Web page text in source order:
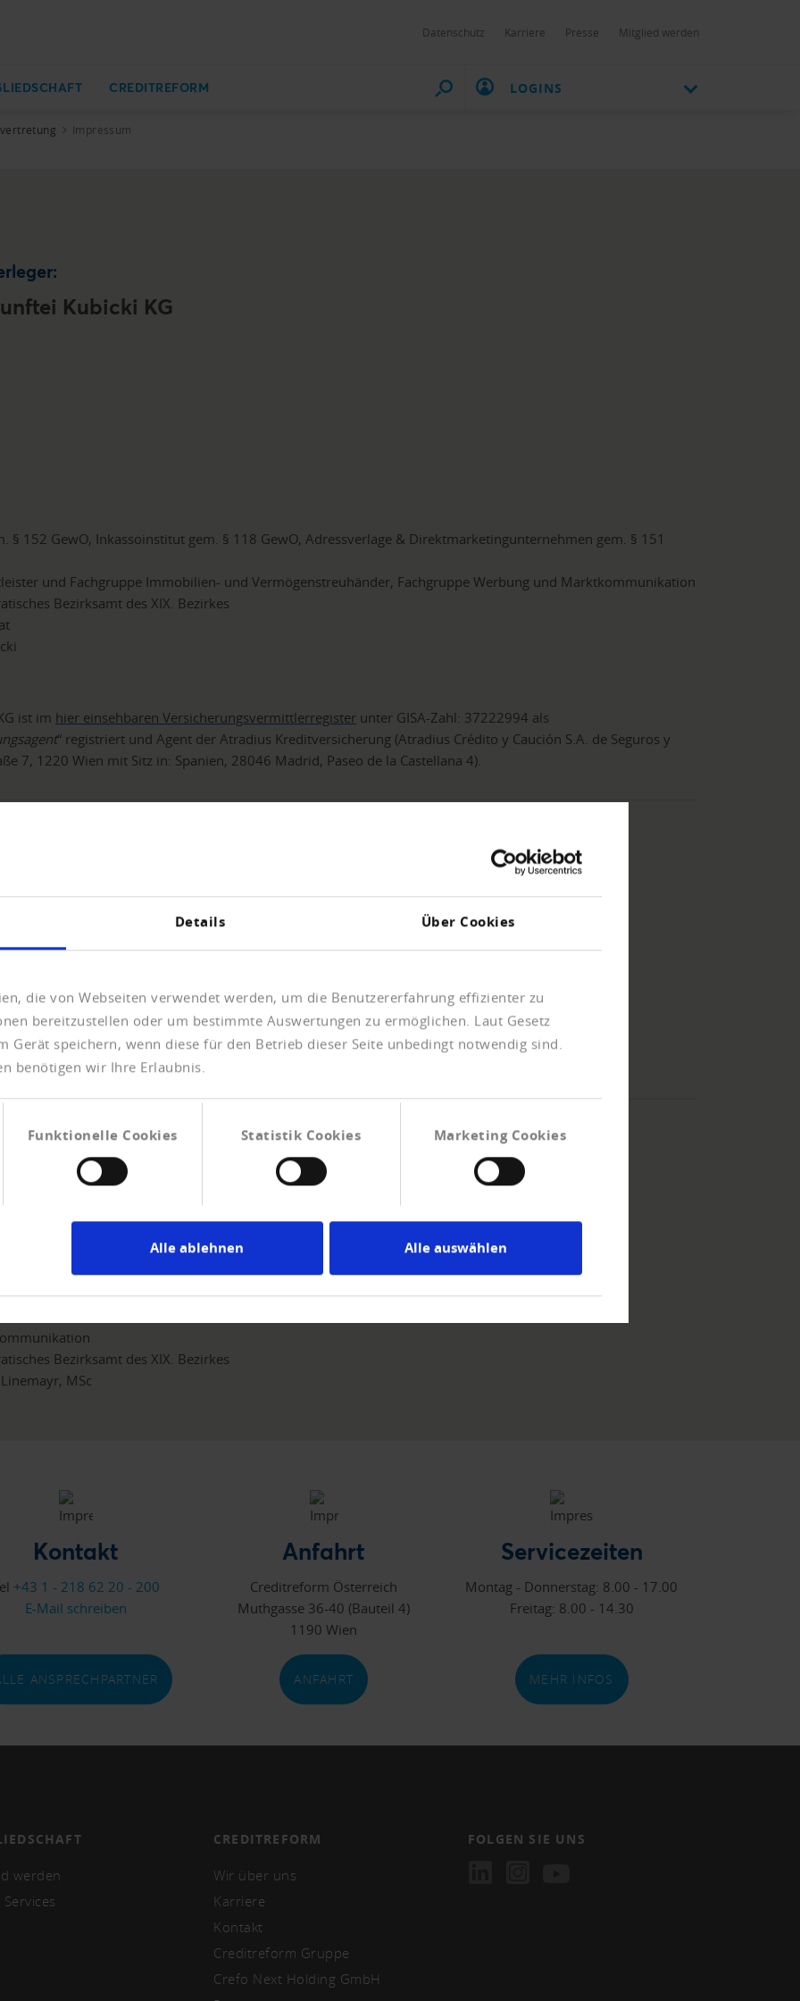
Details Über Cookies
die von Webseiten verwendet werden, um die Benutzererfahrung effizienter zu
bereitzustellen oder um bestimmte Auswertungen zu ermöglichen. Laut Gesetz
Gerät speichern, wenn diese für den Betrieb dieser Seite unbedingt notwendig sind.
benötigen wir Ihre Erlaubnis.
Funktionelle Cookies Statistik Cookies Marketing Cookies
Alle ablehnen Alle auswählen
Datenschutz Karriere Presse Mitglied werden
CREDITREFORM LOGINS
Impressum
Kubicki KG
§ 152 GewO, Inkassoinstitut gem. § 118 GewO, Adressverlage & Direktmarketingunternehmen gem. § 151
und Fachgruppe Immobilien- und Vermögenstreuhänder, Fachgruppe Werbung und Marktkommunikation
Bezirksamt des XIX. Bezirkes
ist im hier einsehbaren Versicherungsvermittlerregister unter GISA-Zahl: 37222994 als
“ registriert und Agent der Atradius Kreditversicherung (Atradius Crédito y Caución S.A. de Seguros y
7, 1220 Wien mit Sitz in: Spanien, 28046 Madrid, Paseo de la Castellana 4).
Gläubigerschutzverband iSd §266 IO
Bezirksamt des XIX. Bezirkes
MSc
Kontakt
+43 1 - 218 62 20 - 200
E-Mail schreiben
Anfahrt
Creditreform Österreich
Muthgasse 36-40 (Bauteil 4)
1190 Wien
Servicezeiten
Montag - Donnerstag: 8.00 - 17.00
Freitag: 8.00 - 14.30
ANSPRECHPARTNER ANFAHRT MEHR INFOS
werden
CREDITREFORM
Wir über uns
Karriere
Kontakt
Creditreform Gruppe
Crefo Next Holding GmbH
FOLGEN SIE UNS